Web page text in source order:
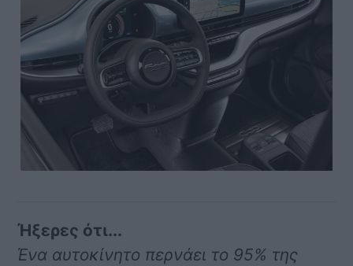
Ήξερες ότι...
Ένα αυτοκίνητο περνάει το 95% της